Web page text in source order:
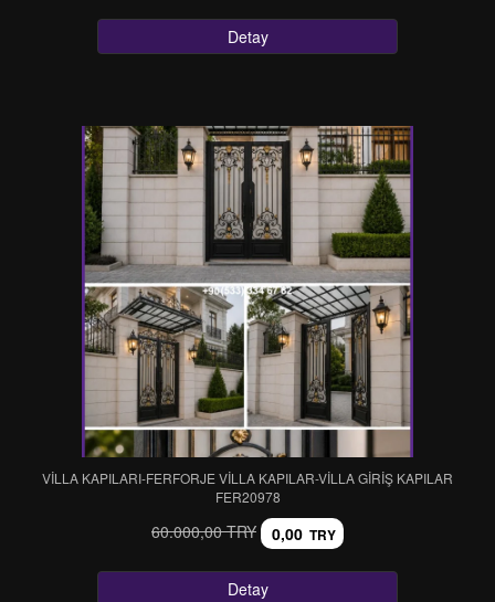
Detay
VİLLA KAPILARI-FERFORJE VİLLA KAPILAR-VİLLA GİRİŞ KAPILAR
FER20978
60.000,00 TRY 0,00 TRY
Detay